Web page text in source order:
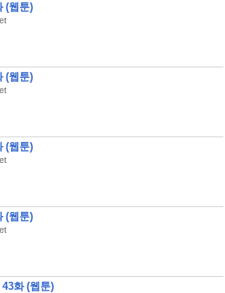
(웹툰)
(웹툰)
(웹툰)
(웹툰)
화 (웹툰)